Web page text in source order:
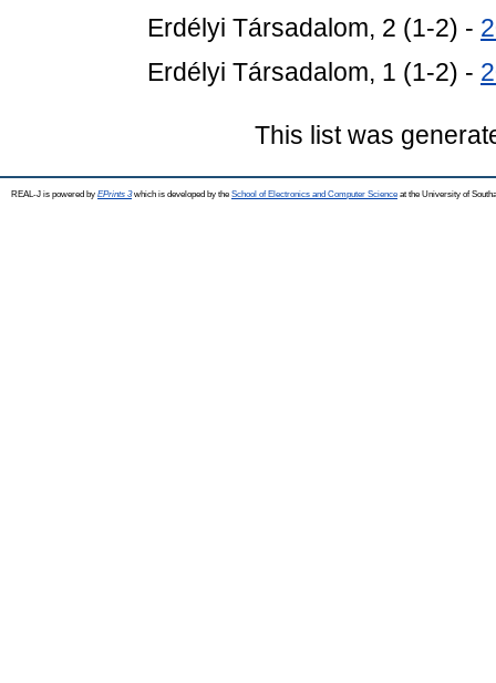
Erdélyi Társadalom, 2 (1-2) -
Erdélyi Társadalom, 1 (1-2) -
This list was
REAL-J is powered by EPrints 3which is developed by the School of Electronics and Computer Science at the University of